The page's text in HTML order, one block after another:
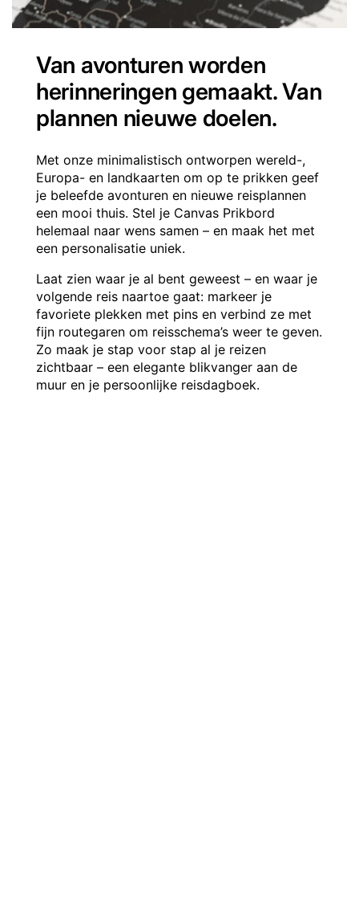
Van avonturen worden
herinneringen gemaakt. Van
plannen nieuwe doelen.
Met onze minimalistisch ontworpen wereld-,
Europa- en landkaarten om op te prikken geef
je beleefde avonturen en nieuwe reisplannen
een mooi thuis. Stel je Canvas Prikbord
helemaal naar wens samen – en maak het met
een personalisatie uniek.
Laat zien waar je al bent geweest – en waar je
volgende reis naartoe gaat: markeer je
favoriete plekken met pins en verbind ze met
fijn routegaren om reisschema’s weer te geven.
Zo maak je stap voor stap al je reizen
zichtbaar – een elegante blikvanger aan de
muur en je persoonlijke reisdagboek.